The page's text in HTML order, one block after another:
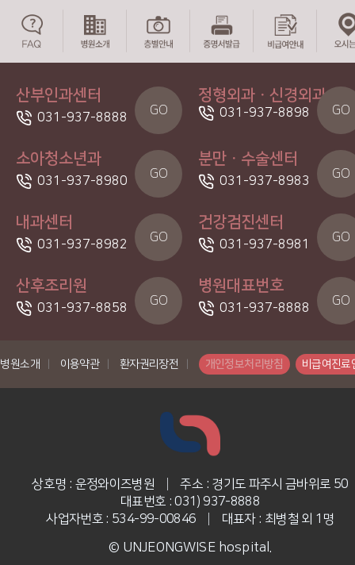
산부인과센터
031-937-8888 GO
정형외과ㆍ신경외과
031-937-8898 GO
소아청소년과
031-937-8980 GO
분만ㆍ수술센터
031-937-8983 GO
내과센터
031-937-8982 GO
건강검진센터
031-937-8981 GO
산후조리원
031-937-8858 GO
병원대표번호
031-937-8888 GO
병원소개 이용약관 환자권리장전 개인정보처리방침 비급여진료
상호명 : 운정와이즈병원
주소 : 경기도 파주시 금바위로 50
대표번호 : 031) 937-8888
사업자번호 : 534-99-00846
대표자 : 최병철 외 1명
© UNJEONGWISE hospital.